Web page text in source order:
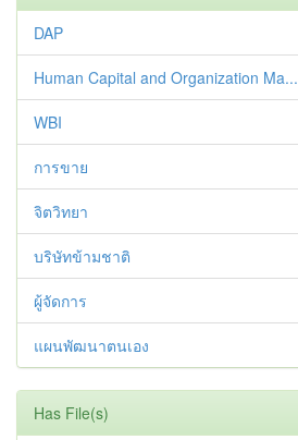
DAP
Human Capital and Organization Ma...
WBI
การขาย
จิตวิทยา
บริษัทข้ามชาติ
ผู้จัดการ
แผนพัฒนาตนเอง
Has File(s)